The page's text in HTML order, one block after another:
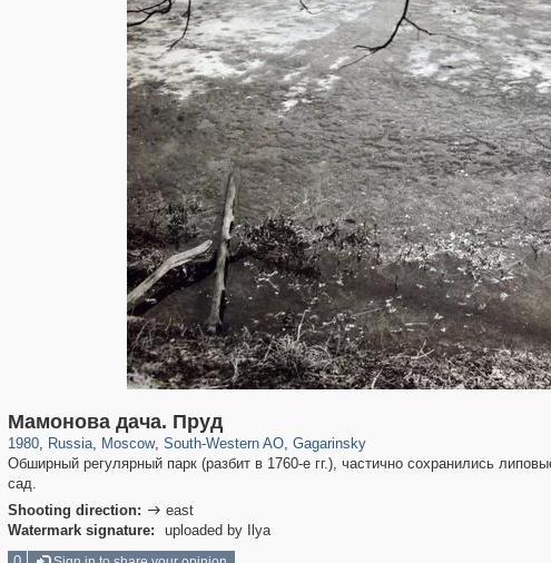
Мамонова дача. Пруд
1980, Russia
1,406,531 29,243
, Moscow
319,780 8,286
, South-Western AO
12,410 76
, Gagarinsky
Обширный регулярный парк (разбит в 1760-е гг.), частично сохранились
сад.
Shooting direction:  east
Watermark signature:
uploaded by Ilya